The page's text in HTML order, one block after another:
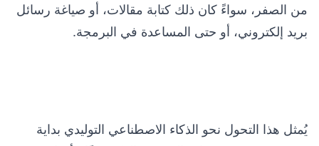
من الصفر، سواءً كان ذلك كتابة مقالات، أو صياغة رسائل
بريد إلكتروني، أو حتى المساعدة في البرمجة.
يُمثل هذا التحول نحو الذكاء الاصطناعي التوليدي بداية